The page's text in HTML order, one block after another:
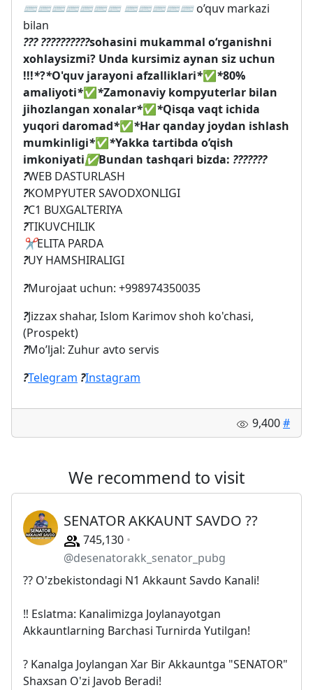
⌨️⌨️⌨️⌨️⌨️⌨️⌨️ ⌨️⌨️⌨️⌨️⌨️o’quv markazi
bilan
??? ??????????sohasini mukammal oʻrganishni
xohlaysizmi? Unda kursimiz aynan siz uchun
!!!*?*O'quv jarayoni afzalliklari*✅*80%
amaliyoti*✅*Zamonaviy kompyuterlar bilan
jihozlangan xonalar*✅*Qisqa vaqt ichida
yuqori daromad*✅*Har qanday joydan ishlash
mumkinligi*✅*Yakka tartibda o’qish
imkoniyati✅Bundan tashqari bizda: ???????
?WEB DASTURLASH
?KOMPYUTER SAVODXONLIGI
?C1 BUXGALTERIYA
?TIKUVCHILIK
✂️ELITA PARDA
?UY HAMSHIRALIGI
?Murojaat uchun: +998974350035
?Jizzax shahar, Islom Karimov shoh ko'chasi,
(Prospekt)
?Mo’ljal: Zuhur avto servis
?Telegram ?Instagram
9,400#
We recommend to visit
SENATOR AKKAUNT SAVDO ??
745,130
@desenatorakk_senator_pubg
?? O'zbekistondagi N1 Akkaunt Savdo Kanali!
‼️ Eslatma: Kanalimizga Joylanayotgan
Akkauntlarning Barchasi Turnirda Yutilgan!
? Kanalga Joylangan Xar Bir Akkauntga "SENATOR"
Shaxsan O'zi Javob Beradi!